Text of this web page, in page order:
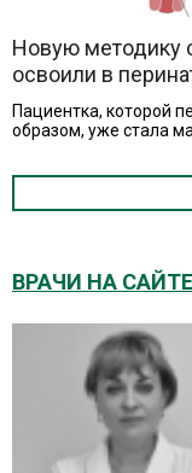
Новую методику
освоили в
Пациентка, которой
образом, уже стала
ВРАЧИ НА САЙТЕ